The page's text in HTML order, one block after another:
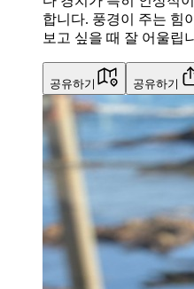
합니다. 풍경이 주는 힘
보고 싶을 때 잘 어울립
공유하기 공유하기